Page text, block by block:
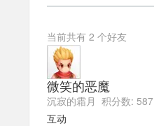
络
当前共有 2 个好友
微笑的恶魔
沉寂的霜月 积分数: 587
互动